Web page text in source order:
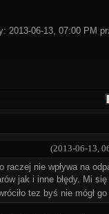
2013-06-13, 07:00 PM
(2013-06-13,
raczej nie wpływa na
jak i inne błędy. Mi się
tez byś nie mógł